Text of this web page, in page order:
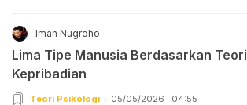
Iman Nugroho
Lima Tipe Manusia Berdasarkan Teori
Kepribadian
Teori Psikologi 05/05/2026 | 04:55